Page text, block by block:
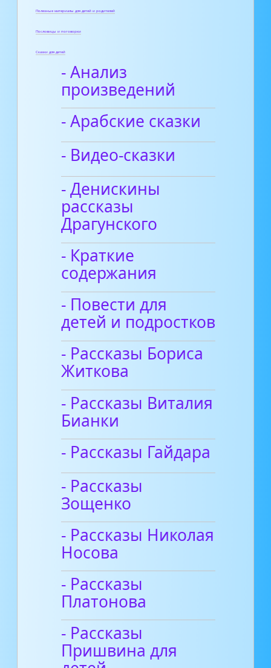
Полезные материалы для детей и родителей
Пословицы и поговорки
Сказки для детей
- Анализ
произведений
- Арабские сказки
- Видео-сказки
- Денискины
рассказы
Драгунского
- Краткие
содержания
- Повести для
детей и подростков
- Рассказы Бориса
Житкова
- Рассказы Виталия
Бианки
- Рассказы Гайдара
- Рассказы
Зощенко
- Рассказы Николая
Носова
- Рассказы
Платонова
- Рассказы
Пришвина для